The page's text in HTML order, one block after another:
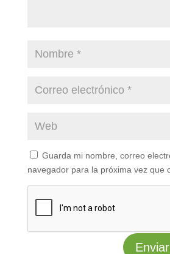
Guarda mi nombre, correo
navegador para la próxima vez que